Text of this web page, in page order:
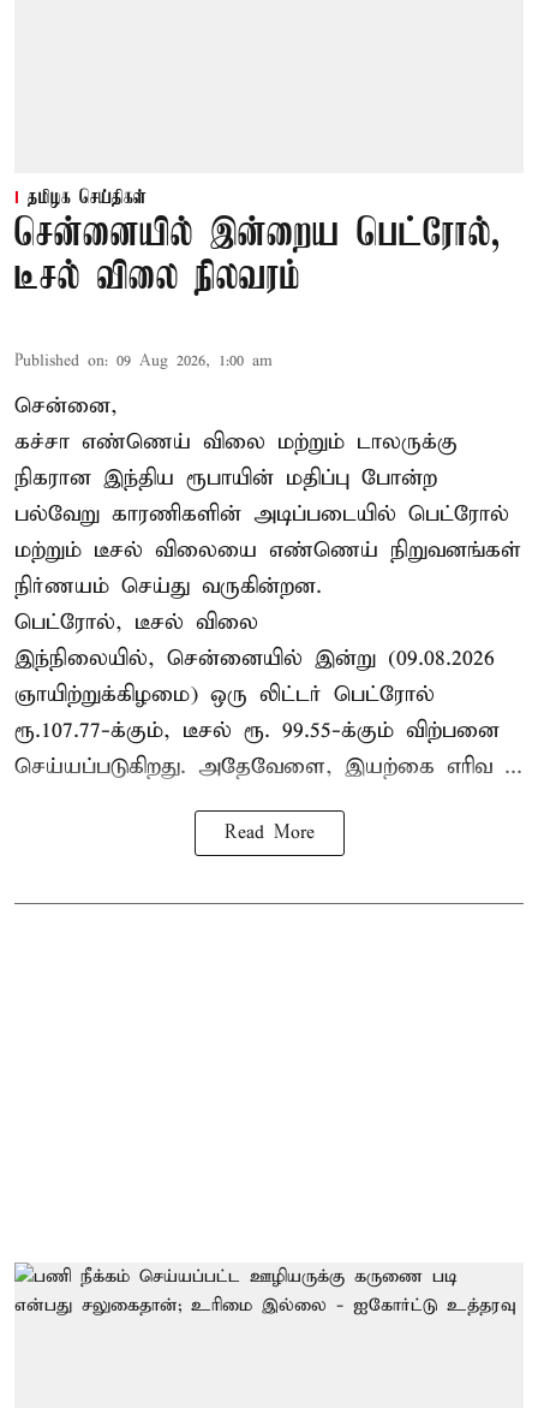
தமிழக செய்திகள்
சென்னையில் இன்றைய பெட்ரோல்,
டீசல் விலை நிலவரம்
Published on: 09 Aug 2026, 1:00 am
சென்னை,
கச்சா எண்ணெய் விலை மற்றும் டாலருக்கு
நிகரான இந்திய ரூபாயின் மதிப்பு போன்ற
பல்வேறு காரணிகளின் அடிப்படையில் பெட்ரோல்
மற்றும் டீசல் விலையை எண்ணெய் நிறுவனங்கள்
நிர்ணயம் செய்து வருகின்றன.
பெட்ரோல், டீசல் விலை
இந்நிலையில், சென்னையில் இன்று (09.08.2026
ஞாயிற்றுக்கிழமை) ஒரு லிட்டர் பெட்ரோல்
ரூ.107.77-க்கும், டீசல் ரூ. 99.55-க்கும் விற்பனை
செய்யப்படுகிறது. அதேவேளை, இயற்கை எரிவ ...
Read More